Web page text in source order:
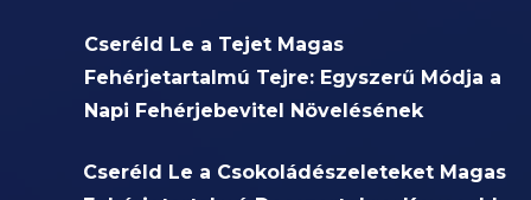
Cseréld Le a Tejet Magas
Fehérjetartalmú Tejre: Egyszerű Módja a
Napi Fehérjebevitel Növelésének
Cseréld Le a Csokoládészeleteket Magas